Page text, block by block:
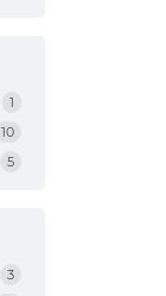
1
10
5
3